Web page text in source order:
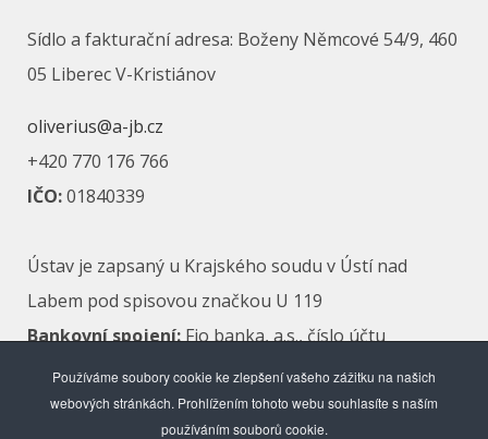
Používáme soubory cookie ke zlepšení vašeho zážitku na našich
webových stránkách. Prohlížením tohoto webu souhlasíte s naším
používáním souborů cookie.
Sídlo a fakturační adresa: Boženy Němcové 54/9, 460
05 Liberec V-Kristiánov
oliverius@a-jb.cz
+420 770 176 766
IČO:01840339
Ústav je zapsaný u Krajského soudu v Ústí nad
Labem pod spisovou značkou U 119
Bankovní spojení:Fio banka, a.s., číslo účtu
2501131999/2010
Datová schránka:4e69ivw